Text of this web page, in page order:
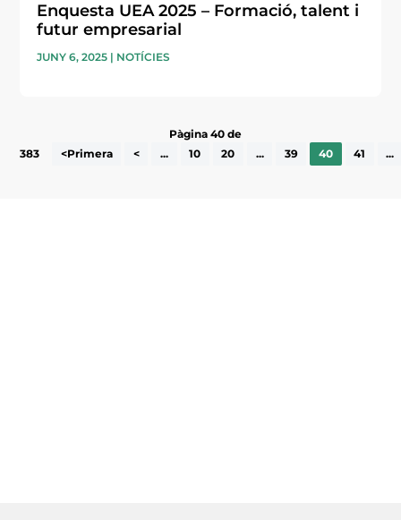
Enquesta UEA 2025 – Formació, talent i
futur empresarial
JUNY 6, 2025 | NOTÍCIES
Pàgina 40 de
383
<Primera < ... 10 20 ... 39 40 41 ...